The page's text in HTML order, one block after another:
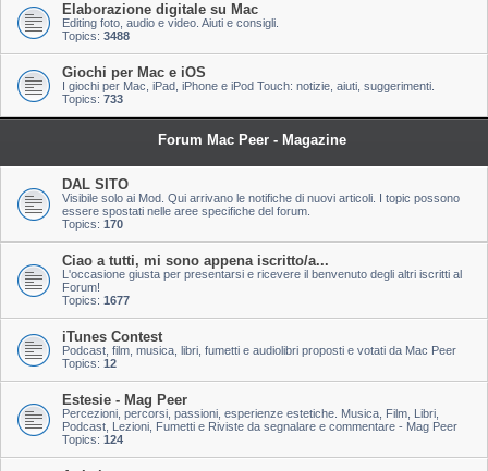
Elaborazione digitale su Mac
Editing foto, audio e video. Aiuti e consigli.
Topics: 3488
Giochi per Mac e iOS
I giochi per Mac, iPad, iPhone e iPod Touch: notizie, aiuti, suggerimenti.
Topics: 733
Forum Mac Peer - Magazine
DAL SITO
Visibile solo ai Mod. Qui arrivano le notifiche di nuovi articoli. I topic possono
essere spostati nelle aree specifiche del forum.
Topics: 170
Ciao a tutti, mi sono appena iscritto/a...
L'occasione giusta per presentarsi e ricevere il benvenuto degli altri iscritti al
Forum!
Topics: 1677
iTunes Contest
Podcast, film, musica, libri, fumetti e audiolibri proposti e votati da Mac Peer
Topics: 12
Estesie - Mag Peer
Percezioni, percorsi, passioni, esperienze estetiche. Musica, Film, Libri,
Podcast, Lezioni, Fumetti e Riviste da segnalare e commentare - Mag Peer
Topics: 124